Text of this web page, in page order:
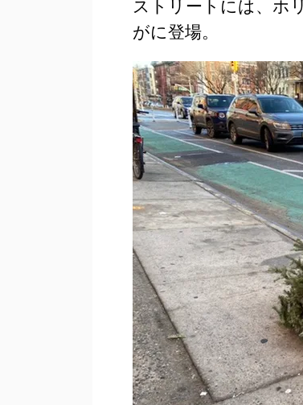
ストリートには、ホ
がに登場。